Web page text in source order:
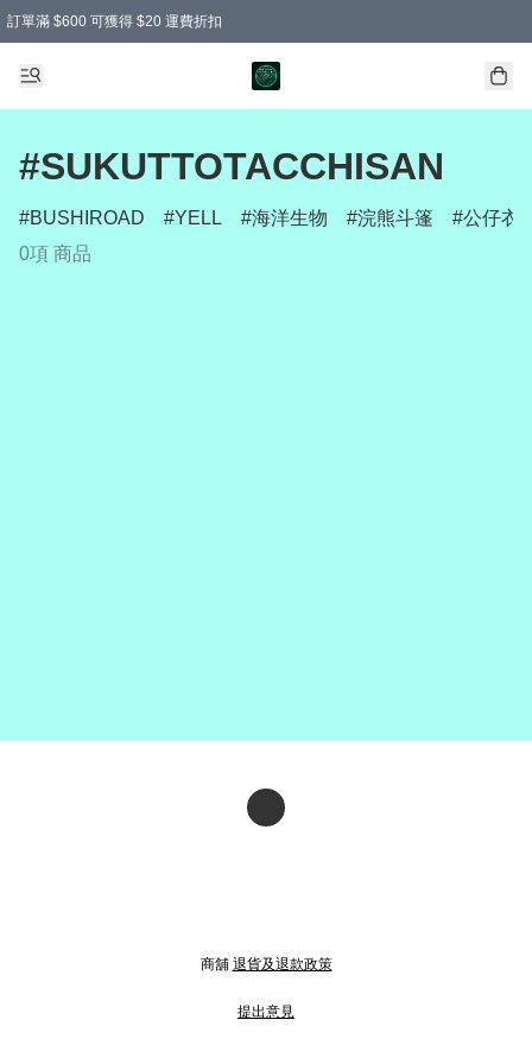
訂單滿 $600 可獲得 $20 運費折扣
#SUKUTTOTACCHISAN
BUSHIROAD YELL 海洋生物 浣熊斗篷
公仔衣
0項 商品
商舖 退貨及退款政策
提出意見